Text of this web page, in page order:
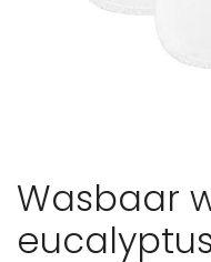
Wasbaar